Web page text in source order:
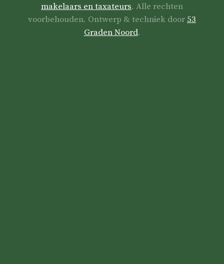
makelaars en taxateurs. Alle rechten
voorbehouden. Ontwerp & techniek door 53
Graden Noord.